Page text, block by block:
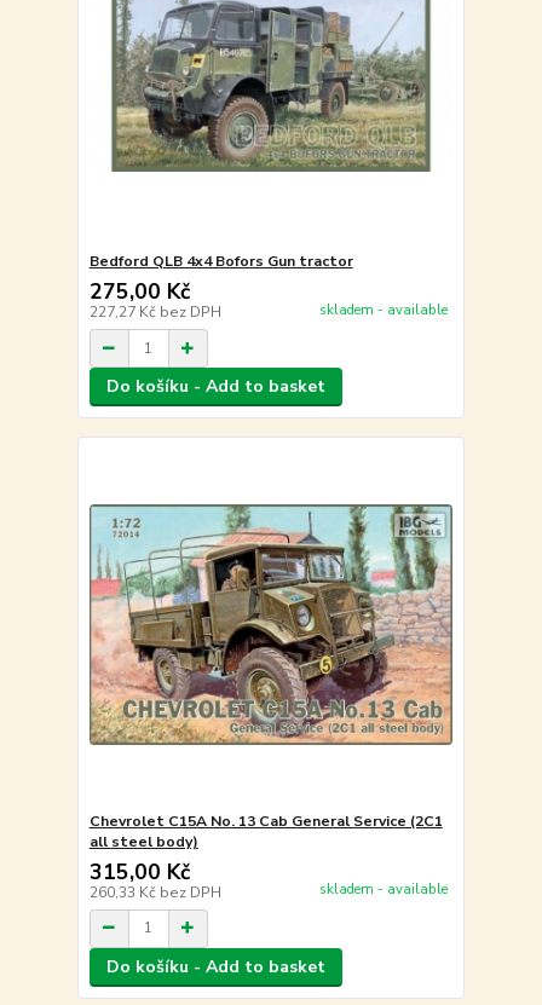
Bedford QLB 4x4 Bofors Gun tractor
275,00 Kč
227,27 Kč bez DPH skladem - available
Do košíku - Add to basket
Chevrolet C15A No. 13 Cab General Service (2C1
all steel body)
315,00 Kč
260,33 Kč bez DPH skladem - available
Do košíku - Add to basket